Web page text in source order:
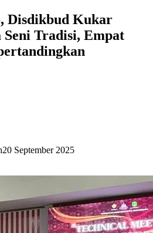
Disdikbud Kukar
Seni Tradisi, Empat
20 September 2025